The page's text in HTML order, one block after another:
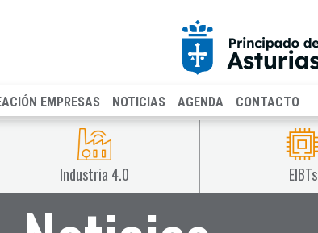
EMPRESAS NOTICIAS AGENDA CONTACTO
Industria 4.0 EIBTs